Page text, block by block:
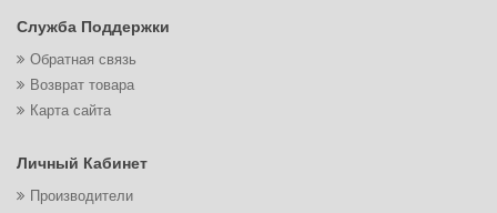
Служба Поддержки
Обратная связь
Возврат товара
Карта сайта
Личный Кабинет
Производители